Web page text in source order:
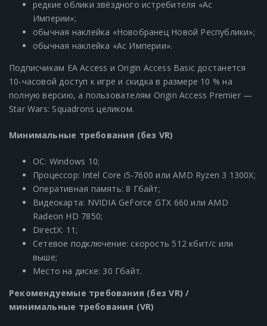
редкие облики звёздного истребителя «Ас
Империи»;
обычная наклейка «Новобранец Новой Республики»;
обычная наклейка «Ас Империи».
Подписчикам EA Access и Origin Access Basic достанется
10-часовой доступ к игре и скидка в размере 10 % на
полную версию, а пользователям Origin Access Premier —
Star Wars: Squadrons целиком.
Минимальные требования (без VR)
ОС: Windows 10;
Процессор: Intel Core i5-7600 или AMD Ryzen 3 1300X;
Оперативная память: 8 Гбайт;
Видеокарта: NVIDIA GeForce GTX 660 или AMD
Radeon HD 7850;
DirectX: 11;
Сетевое подключение: скорость 512 кбит/с или
выше;
Место на диске: 30 Гбайт.
Рекомендуемые требования (без VR) /
минимальные требования (VR)